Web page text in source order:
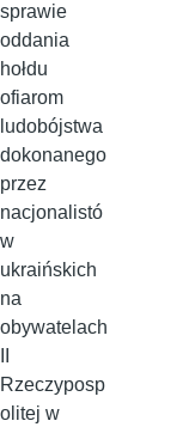
sprawie
oddania
hołdu
ofiarom
ludobójstwa
dokonanego
przez
nacjonalistó
w
ukraińskich
na
obywatelach
Rzeczyposp
olitej w